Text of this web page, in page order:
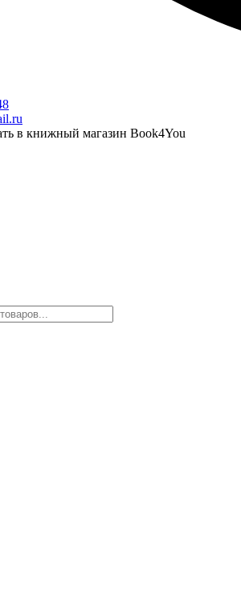
в книжный магазин Book4You